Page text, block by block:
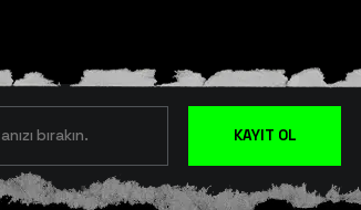
KAYIT OL